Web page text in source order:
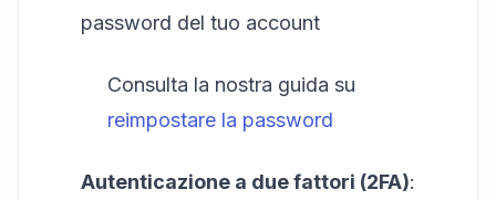
password del tuo account
Consulta la nostra guida su
reimpostare la password
Autenticazione a due fattori (2FA):